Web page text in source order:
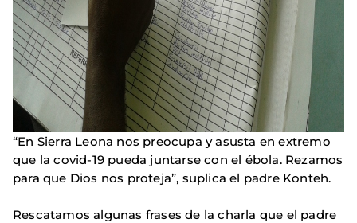
“En Sierra Leona nos preocupa y asusta en extremo
que la covid-19 pueda juntarse con el ébola. Rezamos
para que Dios nos proteja”, suplica el padre Konteh.
Rescatamos algunas frases de la charla que el padre